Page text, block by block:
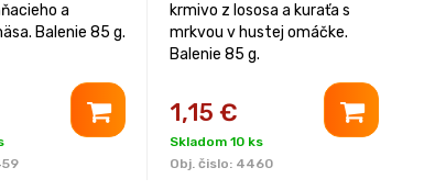
a
Balenie 85 g.
krmivo z lososa a kuraťa s
mrkvou v hustej omáčke.
Balenie 85 g.
1,15 €
Skladom 10 ks
Obj. čislo: 4460